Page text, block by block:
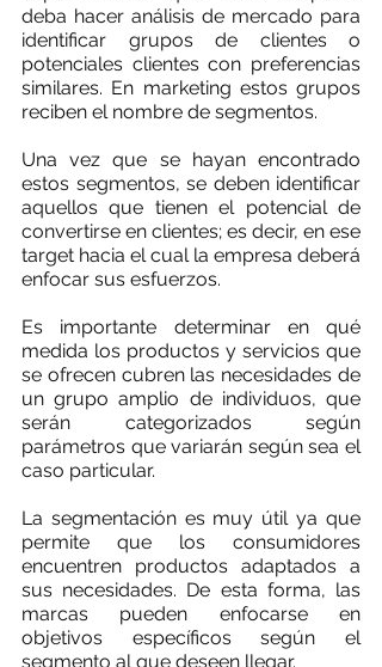
deba hacer análisis de mercado para
identificar grupos de clientes o
potenciales clientes con preferencias
similares. En marketing estos grupos
reciben el nombre de segmentos.
Una vez que se hayan encontrado
estos segmentos, se deben identificar
aquellos que tienen el potencial de
convertirse en clientes; es decir, en ese
target hacia el cual la empresa deberá
enfocar sus esfuerzos.
Es importante determinar en qué
medida los productos y servicios que
se ofrecen cubren las necesidades de
un grupo amplio de individuos, que
serán categorizados según
parámetros que variarán según sea el
caso particular.
La segmentación es muy útil ya que
permite que los consumidores
encuentren productos adaptados a
sus necesidades. De esta forma, las
marcas pueden enfocarse en
objetivos específicos según el
segmento al que deseen llegar.